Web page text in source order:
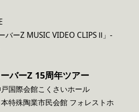
バーZ MUSIC VIDEO CLIPS Ⅱ」-
バーZ 15周年ツアー
国際会館こくさいホール
特殊陶業市民会館 フォレストホ